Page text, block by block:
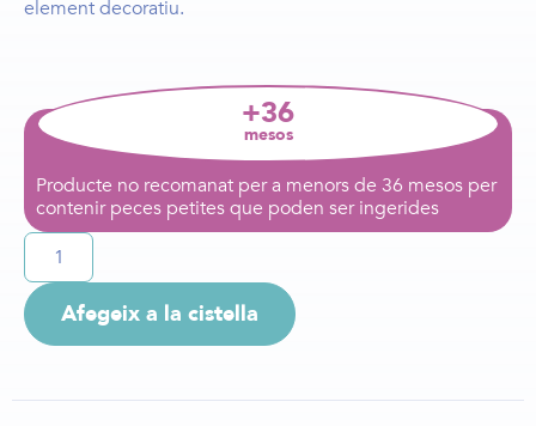
element decoratiu.
+36
mesos
Producte no recomanat per a menors de 36 mesos per
contenir peces petites que poden ser ingerides
Afegeix a la cistella